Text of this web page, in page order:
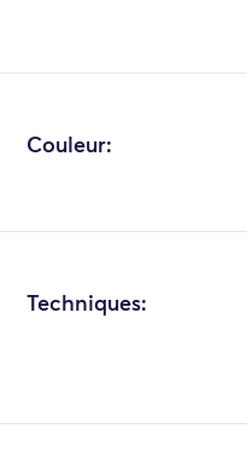
Couleur:
Techniques: